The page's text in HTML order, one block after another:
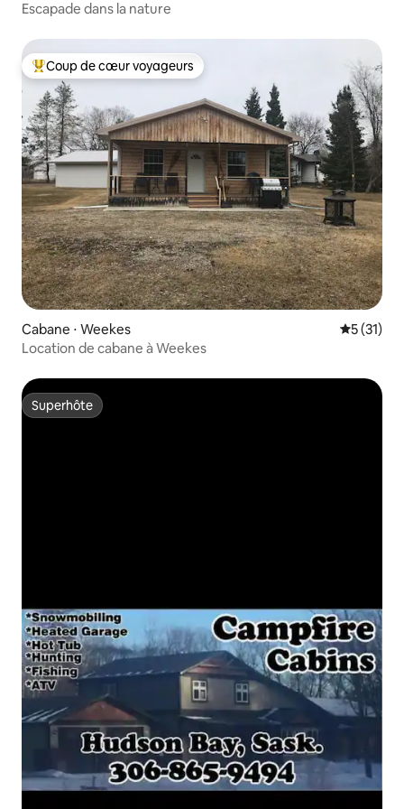
Escapade dans la nature
Coups de cœur voyageurs les plus appréciés
Coup de cœur voyageurs
Cabane ⋅ Weekes
5 (31)
Location de cabane à Weekes
Superhôte
Superhôte